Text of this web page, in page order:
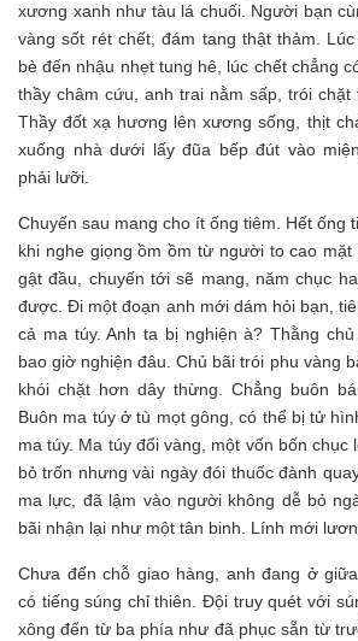
xương xanh như tàu lá chuối. Người bạn
vàng sốt rét chết, đám tang thật thảm.
bè đến nhậu nhẹt tung hê, lúc chết chẳng
thầy châm cứu, anh trai nằm sấp, trói chặt
Thầy đốt xạ hương lên xương sống, thịt
xuống nhà dưới lấy đũa bếp đút vào
phải lưỡi.
Chuyến sau mang cho ít ống tiêm. Hết ống
khi nghe giọng ồm ồm từ người to cao mặt
gật đầu, chuyến tới sẽ mang, năm chục
được. Đi một đoạn anh mới dám hỏi bạn,
cả ma túy. Anh ta bị nghiện à? Thằng
bao giờ nghiện đâu. Chủ bãi trói phu vàng
khói chặt hơn dây thừng. Chẳng buôn
Buôn ma túy ở tù mọt gông, có thể bị tử
ma túy. Ma túy đổi vàng, một vốn bốn chục
bỏ trốn nhưng vài ngày đói thuốc đành
ma lực, đã lậm vào người không dễ bỏ
bãi nhận lại như một tân binh. Lính mới
Chưa đến chỗ giao hàng, anh đang ở
có tiếng súng chỉ thiên. Đội truy quét với
xông đến từ ba phía như đã phục sẵn từ